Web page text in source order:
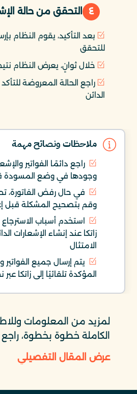
٤ التحقق من حالة
بعد التأكيد، يقوم النظام
للتحقق
خلال ثوانٍ، يعرض النظام
راجع الحالة المعروضة
الدائن
ملاحظات ونصائح مهمة
راجع دائمًا الفواتير
وجودها في وضع المسودة
في حال رفض الفاتورة،
وقم بتصحيح المشكلة قبل
استخدم أسباب
زاتكا عند إنشاء الإشعارات
الامتثال
يتم إرسال جميع الفواتير
المؤكدة تلقائيًا إلى زاتكا
لمزيد من المعلومات
الكاملة خطوة بخطوة،
عرض المقال التفصيلي